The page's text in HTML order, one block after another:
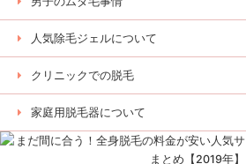
人気除毛ジェルについて
クリニックでの脱毛
家庭用脱毛器について